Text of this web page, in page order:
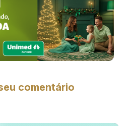
comentário